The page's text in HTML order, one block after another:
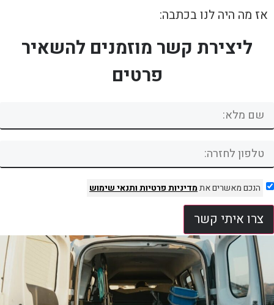
אז מה היה לנו בכתבה:
ליצירת קשר מוזמנים להשאיר
פרטים
הנכם מאשרים אתמדיניות פרטיותותנאי שימוש
צרו איתי קשר